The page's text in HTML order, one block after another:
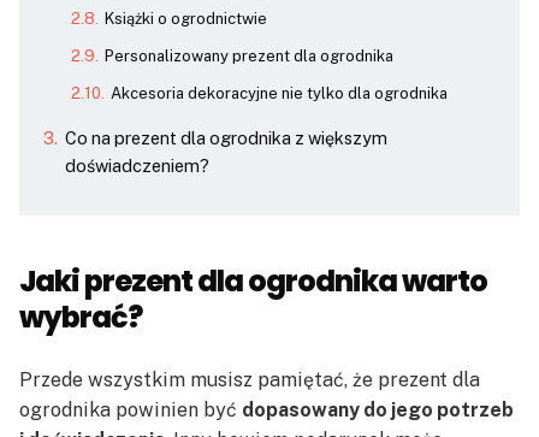
Książki o ogrodnictwie
Personalizowany prezent dla ogrodnika
Akcesoria dekoracyjne nie tylko dla ogrodnika
Co na prezent dla ogrodnika z większym
doświadczeniem?
Jaki prezent dla ogrodnika warto
wybrać?
Przede wszystkim musisz pamiętać, że prezent dla
ogrodnika powinien być dopasowany do jego potrzeb